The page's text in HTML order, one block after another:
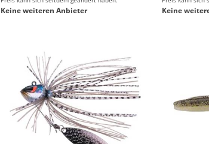
Keine weiteren Anbieter Keine